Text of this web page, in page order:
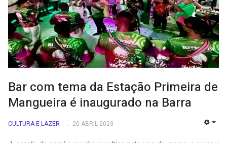
Bar com tema da Estação Primeira de
Mangueira é inaugurado na Barra
CULTURA E LAZER 20 ABRIL 2023